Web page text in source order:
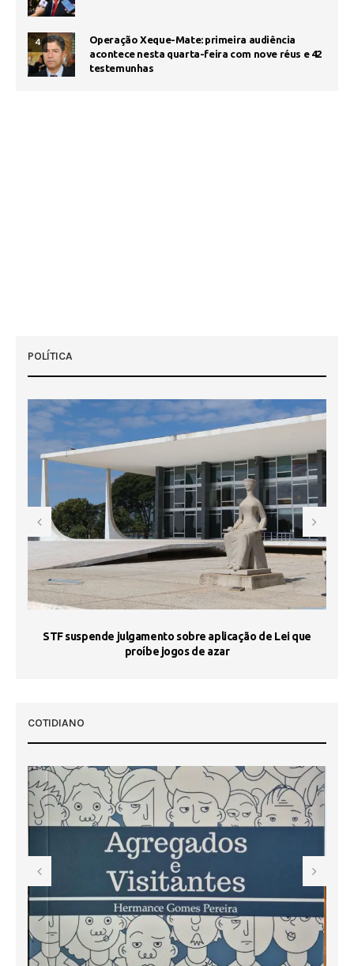
4
Operação Xeque-Mate: primeira audiência
acontece nesta quarta-feira com nove réus e 42
testemunhas
POLÍTICA
STF suspende julgamento sobre aplicação de Lei que
proíbe jogos de azar
COTIDIANO